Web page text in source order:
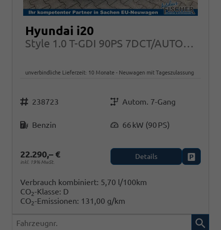
Hyundai i20
Style 1.0 T-GDI 90PS 7DCT/AUTOMATIK, FULL-LED NAVI Sitzheizung ALU Klimaautomatik RFK
unverbindliche Lieferzeit: 10 Monate Neuwagen mit Tageszulassung
Fahrzeugnr.
238723
Getriebe
Autom. 7-Gang
Benzin 66 kW (90 PS)
22.290,– €
inkl. 19% MwSt.
Details
Verbrauch kombiniert: 5,70 l/100km
CO2-Klasse: D
CO2-Emissionen: 131,00 g/km
Fahrzeugnr.